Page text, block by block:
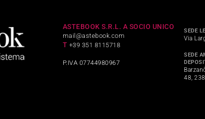
ASTEBOOK S.R.L. A SOCIO UNICO
mail@astebook.com
T +39 351 8115718
P.IVA 07744980967
SEDE
Via
SEDE
48,